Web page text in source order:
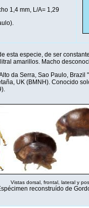
1,4 mm, L/A= 1,29
esta especie, de ser
amarillos. Macho
da Serra, Sao Paulo, Brazil
UK (BMNH). Conocido
Vistas dorsal, frontal, lateral y
reconstruído de